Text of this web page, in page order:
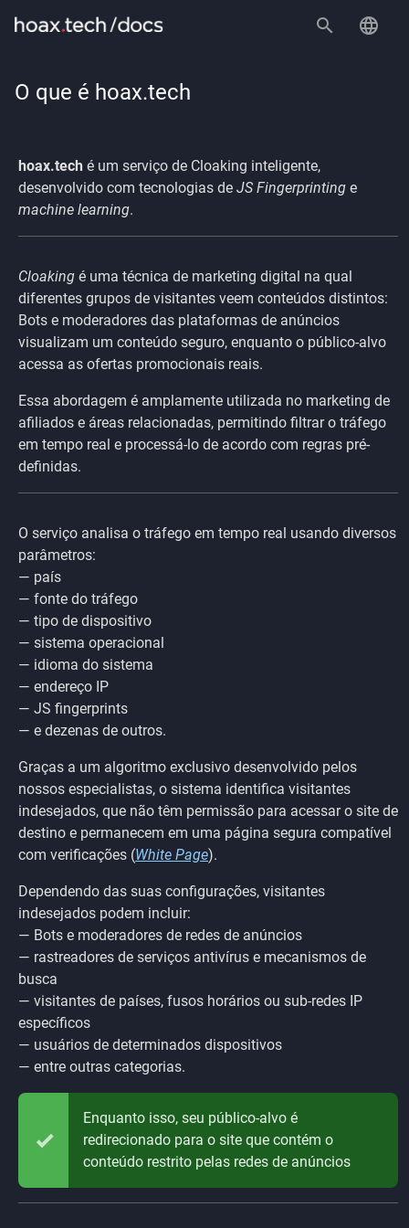
O que é hoax.tech
hoax.tech é um serviço de Cloaking inteligente,
desenvolvido com tecnologias de JS Fingerprinting e
machine learning.
Cloaking é uma técnica de marketing digital na qual
diferentes grupos de visitantes veem conteúdos distintos:
Bots e moderadores das plataformas de anúncios
visualizam um conteúdo seguro, enquanto o público-alvo
acessa as ofertas promocionais reais.
Essa abordagem é amplamente utilizada no marketing de
afiliados e áreas relacionadas, permitindo filtrar o tráfego
em tempo real e processá-lo de acordo com regras pré-
definidas.
O serviço analisa o tráfego em tempo real usando diversos
parâmetros:
— país
— fonte do tráfego
— tipo de dispositivo
— sistema operacional
— idioma do sistema
— endereço IP
— JS fingerprints
— e dezenas de outros.
Graças a um algoritmo exclusivo desenvolvido pelos
nossos especialistas, o sistema identifica visitantes
indesejados, que não têm permissão para acessar o site de
destino e permanecem em uma página segura compatível
com verificações (White Page).
Dependendo das suas configurações, visitantes
indesejados podem incluir:
— Bots e moderadores de redes de anúncios
— rastreadores de serviços antivírus e mecanismos de
busca
— visitantes de países, fusos horários ou sub-redes IP
específicos
— usuários de determinados dispositivos
— entre outras categorias.
Enquanto isso, seu público-alvo é
redirecionado para o site que contém o
conteúdo restrito pelas redes de anúncios